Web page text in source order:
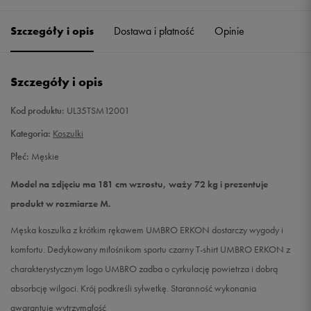
L Powiadom o dostępności
Szczegóły i opis Dostawa i płatność Opinie
Szczegóły i opis
Kod produktu: UL35TSM12001
Kategoria: Koszulki
Płeć: Męskie
Model na zdjęciu ma 181 cm wzrostu, waży 72 kg i prezentuje
produkt w rozmiarze M.
Męska koszulka z krótkim rękawem UMBRO ERKON dostarczy wygody i
komfortu. Dedykowany miłośnikom sportu czarny T-shirt UMBRO ERKON z
charakterystycznym logo UMBRO zadba o cyrkulację powietrza i dobrą
absorbcję wilgoci. Krój podkreśli sylwetkę. Staranność wykonania
gwarantuje wytrzymałość